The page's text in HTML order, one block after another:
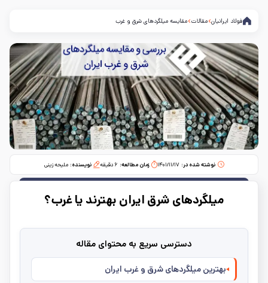
فولاد ایرانیان مقالات مقایسه میلگردهای شرق و غرب
نوشته شده در: ۱۴۰۱/۱۱/۱۷ زمان مطالعه:‌ ۶ دقیقه نویسنده: ملیحه زینی
میلگردهای شرق ایران بهترند یا غرب؟
دسترسی سریع به محتوای مقاله
بهترین میلگردهای شرق و غرب ایران